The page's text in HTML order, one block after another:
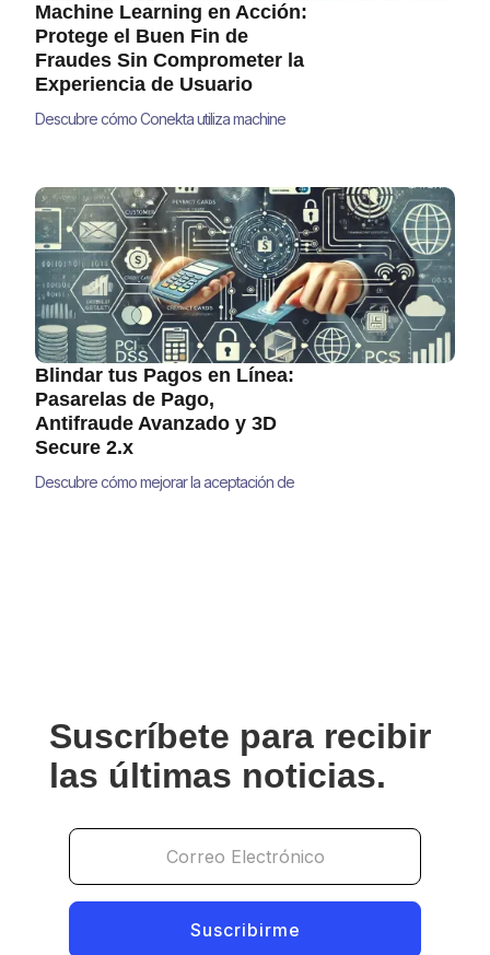
Machine Learning en Acción:
Protege el Buen Fin de
Fraudes Sin Comprometer la
Experiencia de Usuario
Descubre cómo Conekta utiliza machine
del usuario. Conoce los algoritmos y
estrategias que revolucionan la prevención
de fraudes en América Latina.
Blindar tus Pagos en Línea:
Pasarelas de Pago,
Antifraude Avanzado y 3D
Secure 2.x
Descubre cómo mejorar la aceptación de
Suscríbete para recibir
las últimas noticias.